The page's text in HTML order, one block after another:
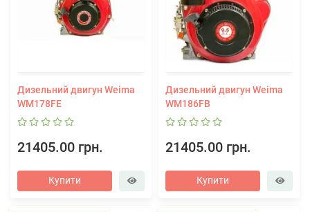
Дизельний двигун Weima
WM178FE
21405.00 грн.
Купити
Дизельний двигун Weima
WM186FB
21405.00 грн.
Купити